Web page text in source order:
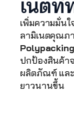
เนตที่
เพิ่มความมั่น
ลามิเนตคุณภ
Polypacking
ปกป้องสินค้า
ผลิตภัณฑ์ แล
ยาวนานขึ้น